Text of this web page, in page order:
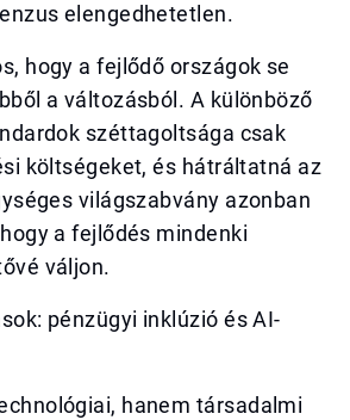
elengedhetetlen.
hogy a fejlődő országok se
a változásból. A különböző
széttagoltsága csak
költségeket, és hátráltatná az
világszabvány azonban
a fejlődés mindenki
váljon.
pénzügyi inklúzió és AI-
hanem társadalmi